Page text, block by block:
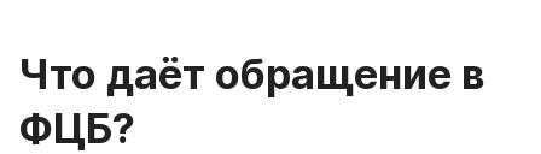
Что даёт обращение в
ФЦБ?